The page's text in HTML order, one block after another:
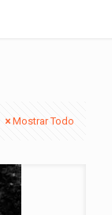
Mostrar Todo